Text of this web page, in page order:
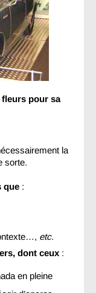
fleurs pour sa
la
sorte.
que :
etc.
dont ceux :
en pleine